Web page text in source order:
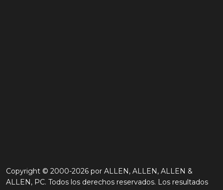
Copyright © 2000-2026 por ALLEN, ALLEN, ALLEN &
ALLEN, PC. Todos los derechos reservados. Los resultados